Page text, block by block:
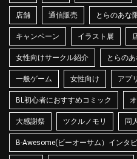
店舗 通信販売 とらのあな
キャンペーン イラスト展
女性向けサークル紹介 とらの
一般ゲーム 女性向け アプリ
BL初心者におすすめコミック
大感謝祭 ツクルノモリ 同
B-Awesome(ビーオーサム）インタ